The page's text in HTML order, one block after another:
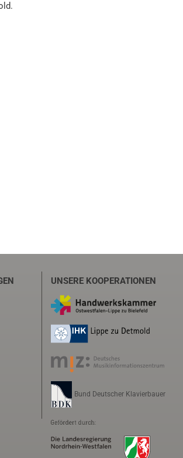
UNSERE KOOPERATIONEN
Bund Deutscher Klavierbauer